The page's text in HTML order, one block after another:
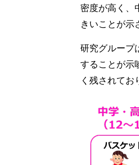
密度が高く、
きいことが示
研究グループ
することが示
く残されてお